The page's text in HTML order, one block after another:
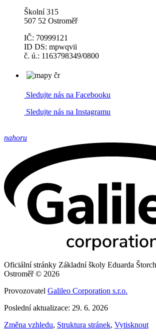
Školní 315
507 52 Ostroměř
IČ: 70999121
ID DS: mpwqvii
č. ú.: 1163798349/0800
Sledujte nás na Facebooku
Sledujte nás na Instagramu
nahoru
Oficiální stránky Základní školy Eduarda
Ostroměř © 2026
Provozovatel Galileo Corporation s.r.o.
Poslední aktualizace: 29. 6. 2026
Změna vzhledu, Struktura stránek, Vytisknout